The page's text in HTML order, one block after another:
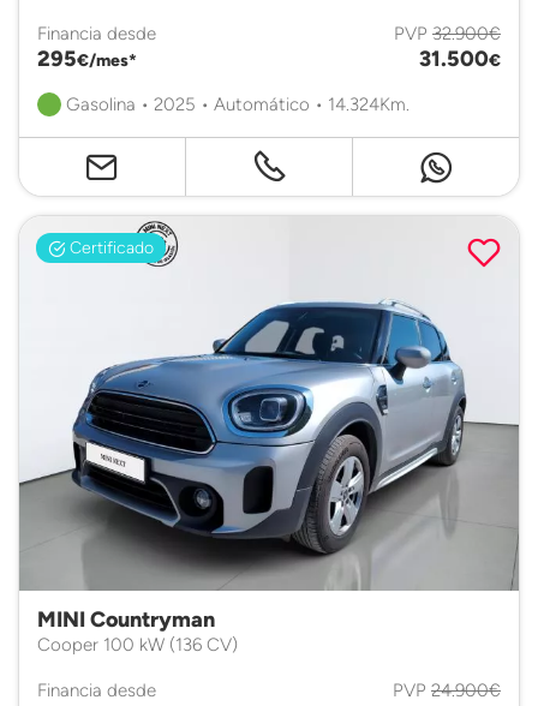
Financia desde
295€/mes*
PVP 32.900€
31.500€
Gasolina • 2025 • Automático • 14.324Km.
Certificado
MINI Countryman
Cooper 100 kW (136 CV)
Financia desde
PVP 24.900€